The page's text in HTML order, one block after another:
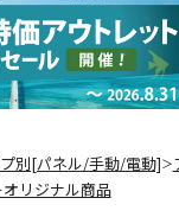
別[パネル/手動/電動]＞
リジナル商品